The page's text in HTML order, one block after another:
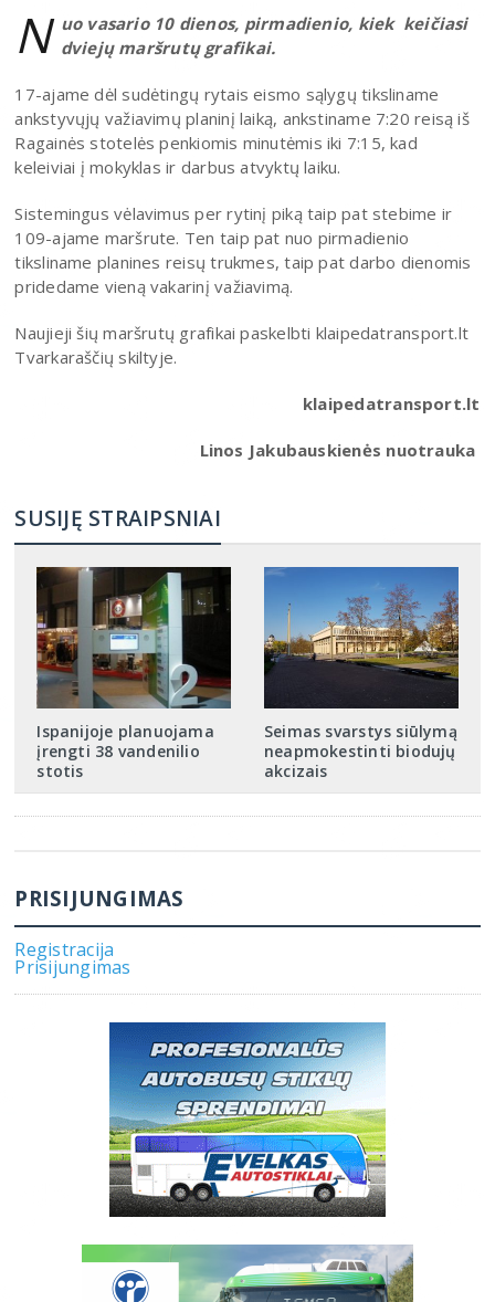
N uo vasario 10 dienos, pirmadienio, kiek keičiasi
dviejų maršrutų grafikai.
17-ajame dėl sudėtingų rytais eismo sąlygų tiksliname
ankstyvųjų važiavimų planinį laiką, ankstiname 7:20 reisą iš
Ragainės stotelės penkiomis minutėmis iki 7:15, kad
keleiviai į mokyklas ir darbus atvyktų laiku.
Sistemingus vėlavimus per rytinį piką taip pat stebime ir
109-ajame maršrute. Ten taip pat nuo pirmadienio
tiksliname planines reisų trukmes, taip pat darbo dienomis
pridedame vieną vakarinį važiavimą.
Naujieji šių maršrutų grafikai paskelbti klaipedatransport.lt
Tvarkaraščių skiltyje.
klaipedatransport.lt
Linos Jakubauskienės nuotrauka
SUSIJĘ STRAIPSNIAI
Ispanijoje planuojama
įrengti 38 vandenilio
stotis
Seimas svarstys siūlymą
neapmokestinti biodujų
akcizais
PRISIJUNGIMAS
Registracija
Prisijungimas